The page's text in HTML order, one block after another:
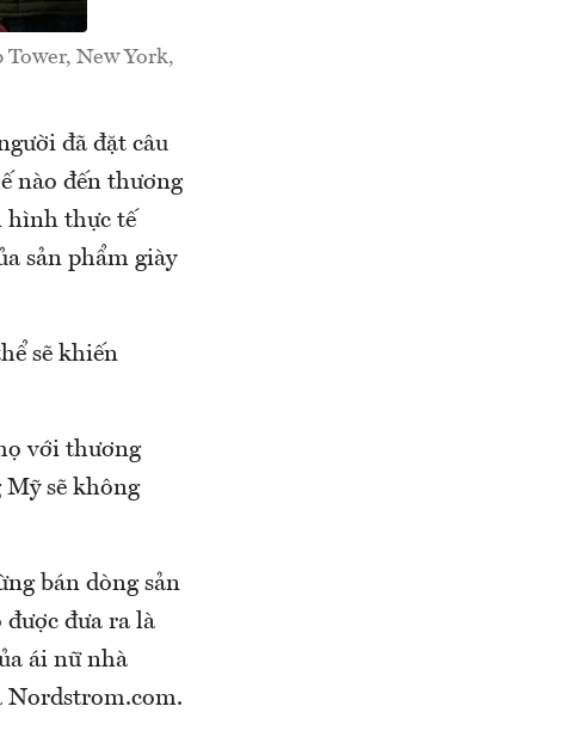
New York,
đã đặt câu
nào đến thương
hình thực tế
sản phẩm giày
sẽ khiến
với thương
sẽ không
bán dòng sản
đưa ra là
ái nữ nhà
Nordstrom.com.